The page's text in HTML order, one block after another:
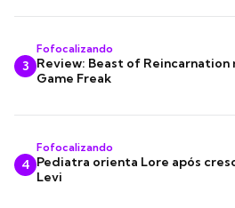
3
Fofocalizando
Review: Beast of
Game Freak
4
Fofocalizando
Pediatra orienta Lore após
Levi